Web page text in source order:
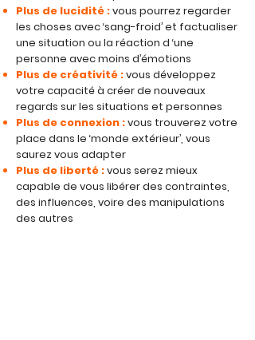
Plus de lucidité :vous pourrez regarder
les choses avec ‘sang-froid’ et factualiser
une situation ou la réaction d ‘une
personne avec moins d’émotions
Plus de créativité :vous développez
votre capacité à créer de nouveaux
regards sur les situations et personnes
Plus de connexion :vous trouverez votre
place dans le ‘monde extérieur’, vous
saurez vous adapter
Plus de liberté :vous serez mieux
capable de vous libérer des contraintes,
des influences, voire des manipulations
des autres